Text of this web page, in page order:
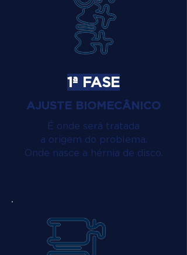
1ª FASE
AJUSTE BIOMECÂNICO
É onde será tratada
a origem do problema.
Onde nasce a hérnia de disco.